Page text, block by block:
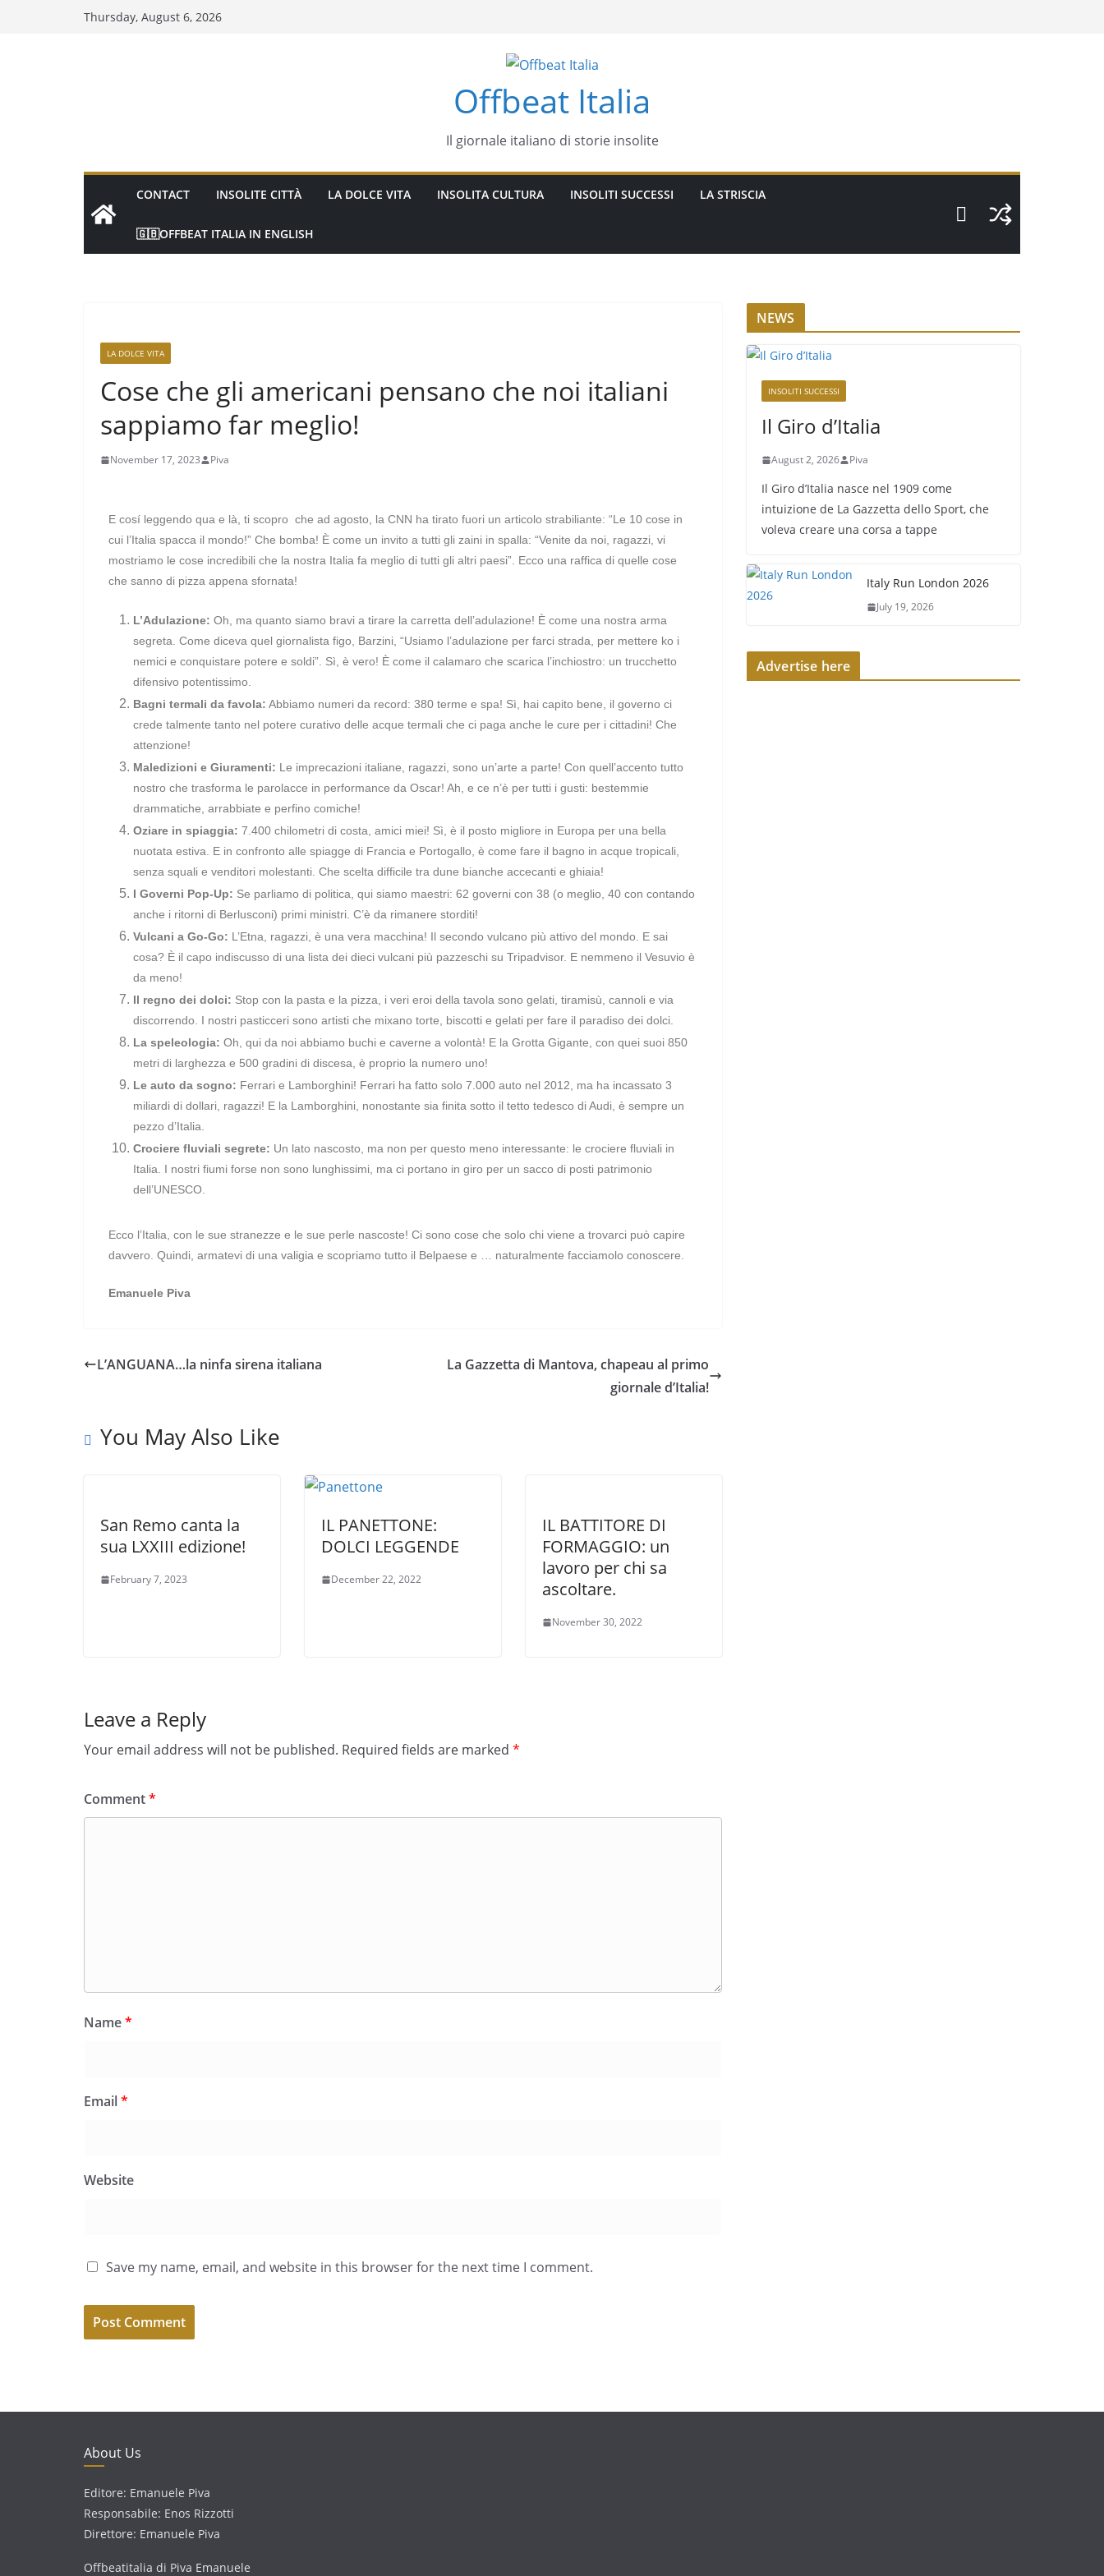
Thursday, August 6, 2026
Offbeat Italia
Il giornale italiano di storie insolite
CONTACT INSOLITE CITTÀ LA DOLCE VITA INSOLITA CULTURA INSOLITI SUCCESSI LA STRISCIA
🇬🇧OFFBEAT ITALIA IN ENGLISH
LA DOLCE VITA
Cose che gli americani pensano che noi italiani
sappiamo far meglio!
November 17, 2023 Piva
E cosí leggendo qua e là, ti scopro che ad agosto, la CNN ha tirato fuori un articolo strabiliante: “Le 10 cose in
cui l’Italia spacca il mondo!” Che bomba! È come un invito a tutti gli zaini in spalla: “Venite da noi, ragazzi, vi
mostriamo le cose incredibili che la nostra Italia fa meglio di tutti gli altri paesi”. Ecco una raffica di quelle cose
che sanno di pizza appena sfornata!
L’Adulazione: Oh, ma quanto siamo bravi a tirare la carretta dell’adulazione! È come una nostra arma
segreta. Come diceva quel giornalista figo, Barzini, “Usiamo l’adulazione per farci strada, per mettere ko i
nemici e conquistare potere e soldi”. Sì, è vero! È come il calamaro che scarica l’inchiostro: un trucchetto
difensivo potentissimo.
Bagni termali da favola: Abbiamo numeri da record: 380 terme e spa! Sì, hai capito bene, il governo ci
crede talmente tanto nel potere curativo delle acque termali che ci paga anche le cure per i cittadini! Che
attenzione!
Maledizioni e Giuramenti: Le imprecazioni italiane, ragazzi, sono un’arte a parte! Con quell’accento tutto
nostro che trasforma le parolacce in performance da Oscar! Ah, e ce n’è per tutti i gusti: bestemmie
drammatiche, arrabbiate e perfino comiche!
Oziare in spiaggia: 7.400 chilometri di costa, amici miei! Sì, è il posto migliore in Europa per una bella
nuotata estiva. E in confronto alle spiagge di Francia e Portogallo, è come fare il bagno in acque tropicali,
senza squali e venditori molestanti. Che scelta difficile tra dune bianche accecanti e ghiaia!
I Governi Pop-Up: Se parliamo di politica, qui siamo maestri: 62 governi con 38 (o meglio, 40 con contando
anche i ritorni di Berlusconi) primi ministri. C’è da rimanere storditi!
Vulcani a Go-Go: L’Etna, ragazzi, è una vera macchina! Il secondo vulcano più attivo del mondo. E sai
cosa? È il capo indiscusso di una lista dei dieci vulcani più pazzeschi su Tripadvisor. E nemmeno il Vesuvio è
da meno!
Il regno dei dolci: Stop con la pasta e la pizza, i veri eroi della tavola sono gelati, tiramisù, cannoli e via
discorrendo. I nostri pasticceri sono artisti che mixano torte, biscotti e gelati per fare il paradiso dei dolci.
La speleologia: Oh, qui da noi abbiamo buchi e caverne a volontà! E la Grotta Gigante, con quei suoi 850
metri di larghezza e 500 gradini di discesa, è proprio la numero uno!
Le auto da sogno: Ferrari e Lamborghini! Ferrari ha fatto solo 7.000 auto nel 2012, ma ha incassato 3
miliardi di dollari, ragazzi! E la Lamborghini, nonostante sia finita sotto il tetto tedesco di Audi, è sempre un
pezzo d’Italia.
Crociere fluviali segrete: Un lato nascosto, ma non per questo meno interessante: le crociere fluviali in
Italia. I nostri fiumi forse non sono lunghissimi, ma ci portano in giro per un sacco di posti patrimonio
dell’UNESCO.
Ecco l’Italia, con le sue stranezze e le sue perle nascoste! Ci sono cose che solo chi viene a trovarci può capire
davvero. Quindi, armatevi di una valigia e scopriamo tutto il Belpaese e … naturalmente facciamolo conoscere.
Emanuele Piva
L’ANGUANA…la ninfa sirena italiana
La Gazzetta di Mantova, chapeau al primo
giornale d’Italia!
You May Also Like
San Remo canta la
sua LXXIII edizione!
February 7, 2023
IL PANETTONE:
DOLCI LEGGENDE
December 22, 2022
IL BATTITORE DI
FORMAGGIO: un
lavoro per chi sa
ascoltare.
November 30, 2022
Leave a Reply
Your email address will not be published. Required fields are marked *
Comment*
Name*
Email*
Website
Save my name, email, and website in this browser for the next time I comment.
NEWS
INSOLITI SUCCESSI
Il Giro d’Italia
August 2, 2026 Piva
Il Giro d’Italia nasce nel 1909 come
intuizione de La Gazzetta dello Sport, che
voleva creare una corsa a tappe
Italy Run London 2026
July 19, 2026
Advertise here
About Us
Editore: Emanuele Piva
Responsabile: Enos Rizzotti
Direttore: Emanuele Piva
Offbeatitalia di Piva Emanuele